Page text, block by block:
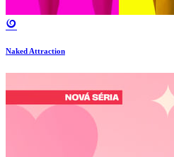
Naked Attraction